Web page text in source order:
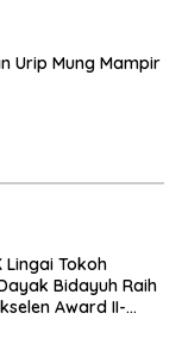
Urip Mung Mampir
Lingai Tokoh
Bidayuh Raih
Award II-